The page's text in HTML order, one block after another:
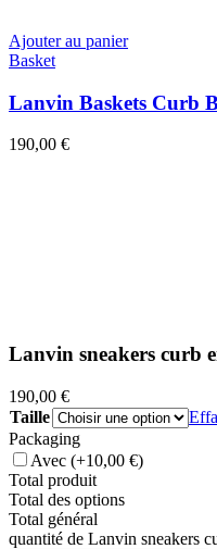
Ajouter au panier
Basket
Lanvin Baskets Curb
190,00 €
Lanvin sneakers curb
190,00 €
Taille
Packaging
Avec (+10,00 €)
Total produit
Total des options
Total général
quantité de Lanvin sneakers